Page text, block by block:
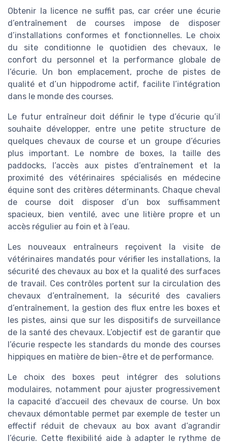
Obtenir la licence ne suffit pas, car créer une écurie
d’entraînement de courses impose de disposer
d’installations conformes et fonctionnelles. Le choix
du site conditionne le quotidien des chevaux, le
confort du personnel et la performance globale de
l’écurie. Un bon emplacement, proche de pistes de
qualité et d’un hippodrome actif, facilite l’intégration
dans le monde des courses.
Le futur entraîneur doit définir le type d’écurie qu’il
souhaite développer, entre une petite structure de
quelques chevaux de course et un groupe d’écuries
plus important. Le nombre de boxes, la taille des
paddocks, l’accès aux pistes d’entraînement et la
proximité des vétérinaires spécialisés en médecine
équine sont des critères déterminants. Chaque cheval
de course doit disposer d’un box suffisamment
spacieux, bien ventilé, avec une litière propre et un
accès régulier au foin et à l’eau.
Les nouveaux entraîneurs reçoivent la visite de
vétérinaires mandatés pour vérifier les installations, la
sécurité des chevaux au box et la qualité des surfaces
de travail. Ces contrôles portent sur la circulation des
chevaux d’entraînement, la sécurité des cavaliers
d’entraînement, la gestion des flux entre les boxes et
les pistes, ainsi que sur les dispositifs de surveillance
de la santé des chevaux. L’objectif est de garantir que
l’écurie respecte les standards du monde des courses
hippiques en matière de bien-être et de performance.
Le choix des boxes peut intégrer des solutions
modulaires, notamment pour ajuster progressivement
la capacité d’accueil des chevaux de course. Un box
chevaux démontable permet par exemple de tester un
effectif réduit de chevaux au box avant d’agrandir
l’écurie. Cette flexibilité aide à adapter le rythme de